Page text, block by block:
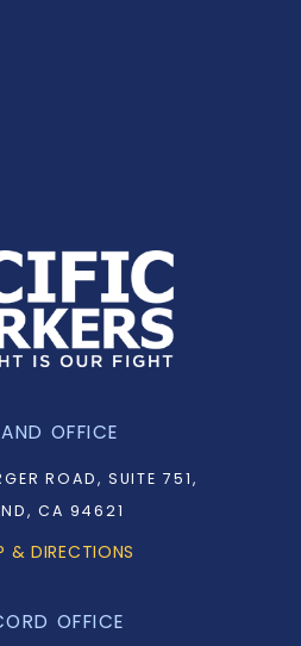
OFFICE
ROAD, SUITE 751,
CA 94621
& DIRECTIONS
OFFICE